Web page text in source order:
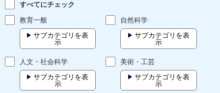
すべてにチェック
教育一般
サブカテゴリを表
示
自然科学
サブカテゴリを表
示
人文・社会科学
サブカテゴリを表
示
美術・工芸
サブカテゴリを表
示